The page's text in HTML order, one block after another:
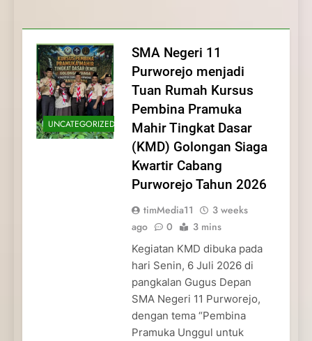
dan Pengabdian Generasi
Pramuka
Pramuka
Kepedulian
UNCATEGORIZED
SMA Negeri 11
Purworejo menjadi
Tuan Rumah Kursus
Pembina Pramuka
Mahir Tingkat Dasar
(KMD) Golongan Siaga
Kwartir Cabang
Purworejo Tahun 2026
timMedia11
3 weeks
ago
0 3 mins
Kegiatan KMD dibuka pada
hari Senin, 6 Juli 2026 di
pangkalan Gugus Depan
SMA Negeri 11 Purworejo,
dengan tema “Pembina
Pramuka Unggul untuk